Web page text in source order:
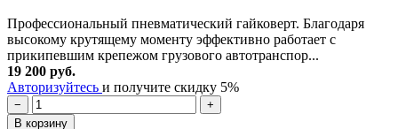
Профессиональный пневматический гайковерт. Благодаря
высокому крутящему моменту эффективно работает с
прикипевшим крепежом грузового автотранспор...
19 200 руб.
Авторизуйтесь и получите скидку 5%
−
+
В корзину